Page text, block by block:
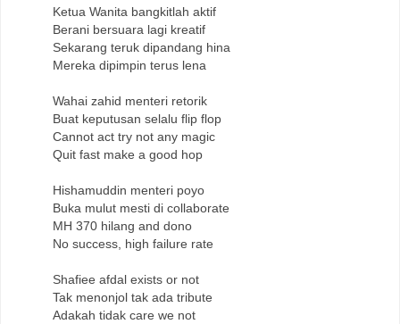
Ketua Wanita bangkitlah aktif
Berani bersuara lagi kreatif
Sekarang teruk dipandang hina
Mereka dipimpin terus lena
Wahai zahid menteri retorik
Buat keputusan selalu flip flop
Cannot act try not any magic
Quit fast make a good hop
Hishamuddin menteri poyo
Buka mulut mesti di collaborate
MH 370 hilang and dono
No success, high failure rate
Shafiee afdal exists or not
Tak menonjol tak ada tribute
Adakah tidak care we not